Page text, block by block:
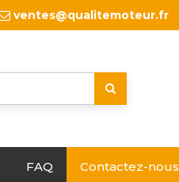
ventes@qualitemoteur.fr
FAQ Contactez-nous